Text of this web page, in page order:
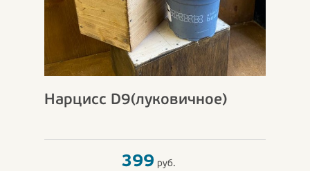
Нарцисс D9(луковичное)
399 руб.